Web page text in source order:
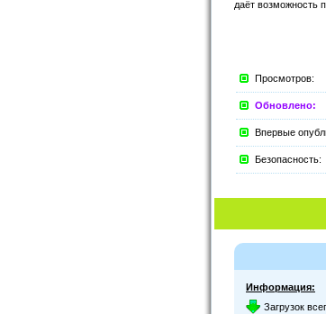
даёт возможность
Просмотров:
Обновлено:
Впервые
Безопасность:
Информация:
Загрузок